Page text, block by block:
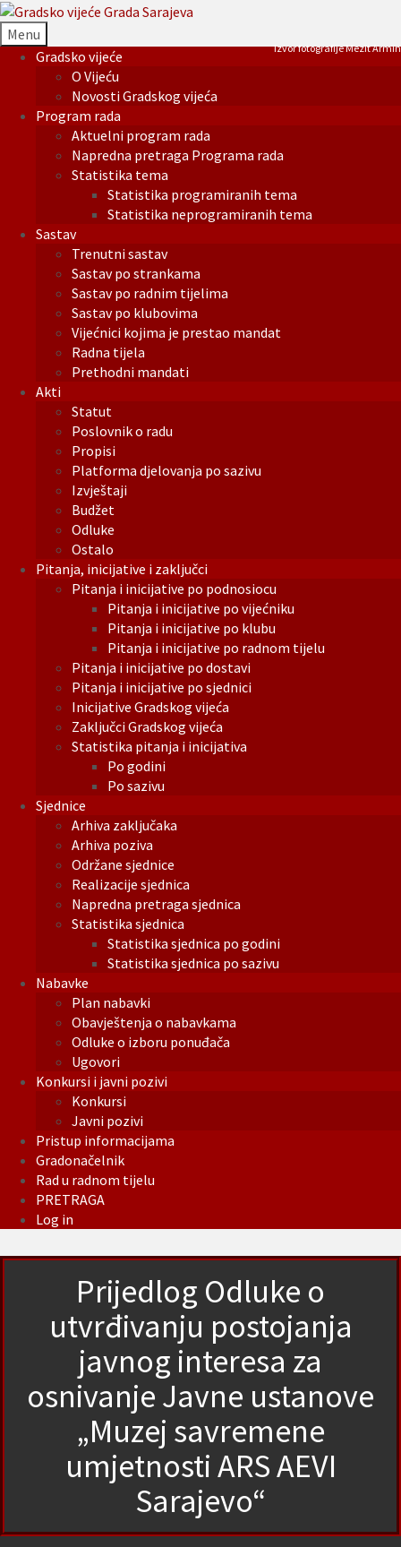
Menu
Gradsko vijeće
O Vijeću
Novosti Gradskog vijeća
Program rada
Aktuelni program rada
Napredna pretraga Programa rada
Statistika tema
Statistika programiranih tema
Statistika neprogramiranih tema
Sastav
Trenutni sastav
Sastav po strankama
Sastav po radnim tijelima
Sastav po klubovima
Vijećnici kojima je prestao mandat
Radna tijela
Prethodni mandati
Akti
Statut
Poslovnik o radu
Propisi
Platforma djelovanja po sazivu
Izvještaji
Budžet
Odluke
Ostalo
Pitanja, inicijative i zaključci
Pitanja i inicijative po podnosiocu
Pitanja i inicijative po vijećniku
Pitanja i inicijative po klubu
Pitanja i inicijative po radnom tijelu
Pitanja i inicijative po dostavi
Pitanja i inicijative po sjednici
Inicijative Gradskog vijeća
Zaključci Gradskog vijeća
Statistika pitanja i inicijativa
Po godini
Po sazivu
Sjednice
Arhiva zaključaka
Arhiva poziva
Održane sjednice
Realizacije sjednica
Napredna pretraga sjednica
Statistika sjednica
Statistika sjednica po godini
Statistika sjednica po sazivu
Nabavke
Plan nabavki
Obavještenja o nabavkama
Odluke o izboru ponuđača
Ugovori
Konkursi i javni pozivi
Konkursi
Javni pozivi
Pristup informacijama
Gradonačelnik
Rad u radnom tijelu
PRETRAGA
Log in
Izvor fotografije Mezit Armin
Prijedlog Odluke o
utvrđivanju postojanja
javnog interesa za
osnivanje Javne ustanove
„Muzej savremene
umjetnosti ARS AEVI
Sarajevo“